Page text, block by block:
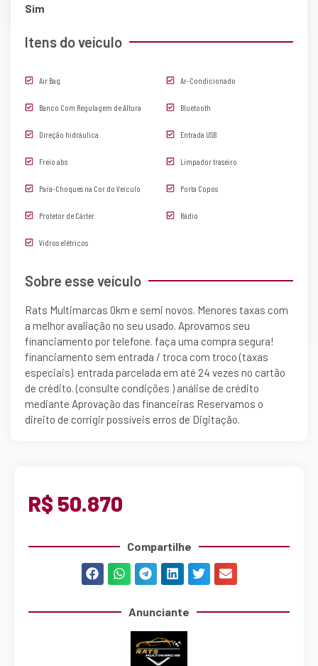
Sim
Itens do veículo
Air Bag Ar-Condicionado
Banco Com Regulagem de Altura Bluetooth
Direção hidráulica Entrada USB
Freio abs Limpador traseiro
Para-Choques na Cor do Veículo Porta Copos
Protetor de Cárter Rádio
Vidros elétricos
Sobre esse veículo
Rats Multimarcas 0km e semi novos. Menores taxas com
a melhor avaliação no seu usado. Aprovamos seu
financiamento por telefone. faça uma compra segura!
financiamento sem entrada / troca com troco (taxas
especiais). entrada parcelada em até 24 vezes no cartão
de crédito. (consulte condições ) análise de crédito
mediante Aprovação das financeiras Reservamos o
direito de corrigir possíveis erros de Digitação.
R$ 50.870
Compartilhe
Anunciante